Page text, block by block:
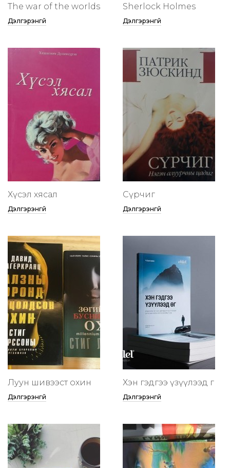
The war of the worlds
Дэлгэрэнгүй
Sherlock Holmes
Дэлгэрэнгүй
Хүсэл хясал
Дэлгэрэнгүй
Сүрчиг
Дэлгэрэнгүй
Луун шивээст охин
Дэлгэрэнгүй
Хэн гэдгээ үзүүлээд өг
Дэлгэрэнгүй